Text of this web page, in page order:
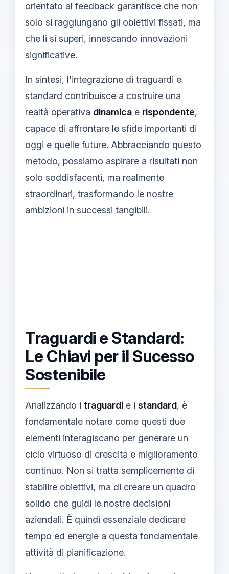
orientato al feedback garantisce che non
solo si raggiungano gli obiettivi fissati, ma
che li si superi, innescando innovazioni
significative.
In sintesi, l'integrazione di traguardi e
standard contribuisce a costruire una
realtà operativa dinamica e rispondente,
capace di affrontare le sfide importanti di
oggi e quelle future. Abbracciando questo
metodo, possiamo aspirare a risultati non
solo soddisfacenti, ma realmente
straordinari, trasformando le nostre
ambizioni in successi tangibili.
Traguardi e Standard:
Le Chiavi per il Sucesso
Sostenibile
Analizzando i traguardi e i standard, è
fondamentale notare come questi due
elementi interagiscano per generare un
ciclo virtuoso di crescita e miglioramento
continuo. Non si tratta semplicemente di
stabilire obiettivi, ma di creare un quadro
solido che guidi le nostre decisioni
aziendali. È quindi essenziale dedicare
tempo ed energie a questa fondamentale
attività di pianificazione.